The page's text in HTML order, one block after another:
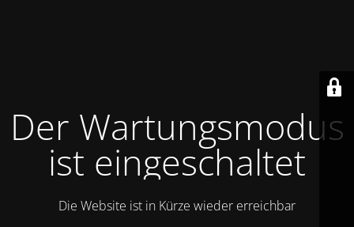
Der Wartungsmodus
ist eingeschaltet
Die Website ist in Kürze wieder erreichbar